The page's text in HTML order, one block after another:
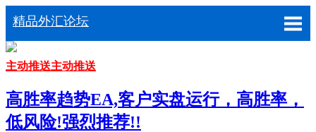
精品外汇论坛
主动推送主动推送
高胜率趋势EA,客户实盘运行，高胜率，
低风险!强烈推荐!!